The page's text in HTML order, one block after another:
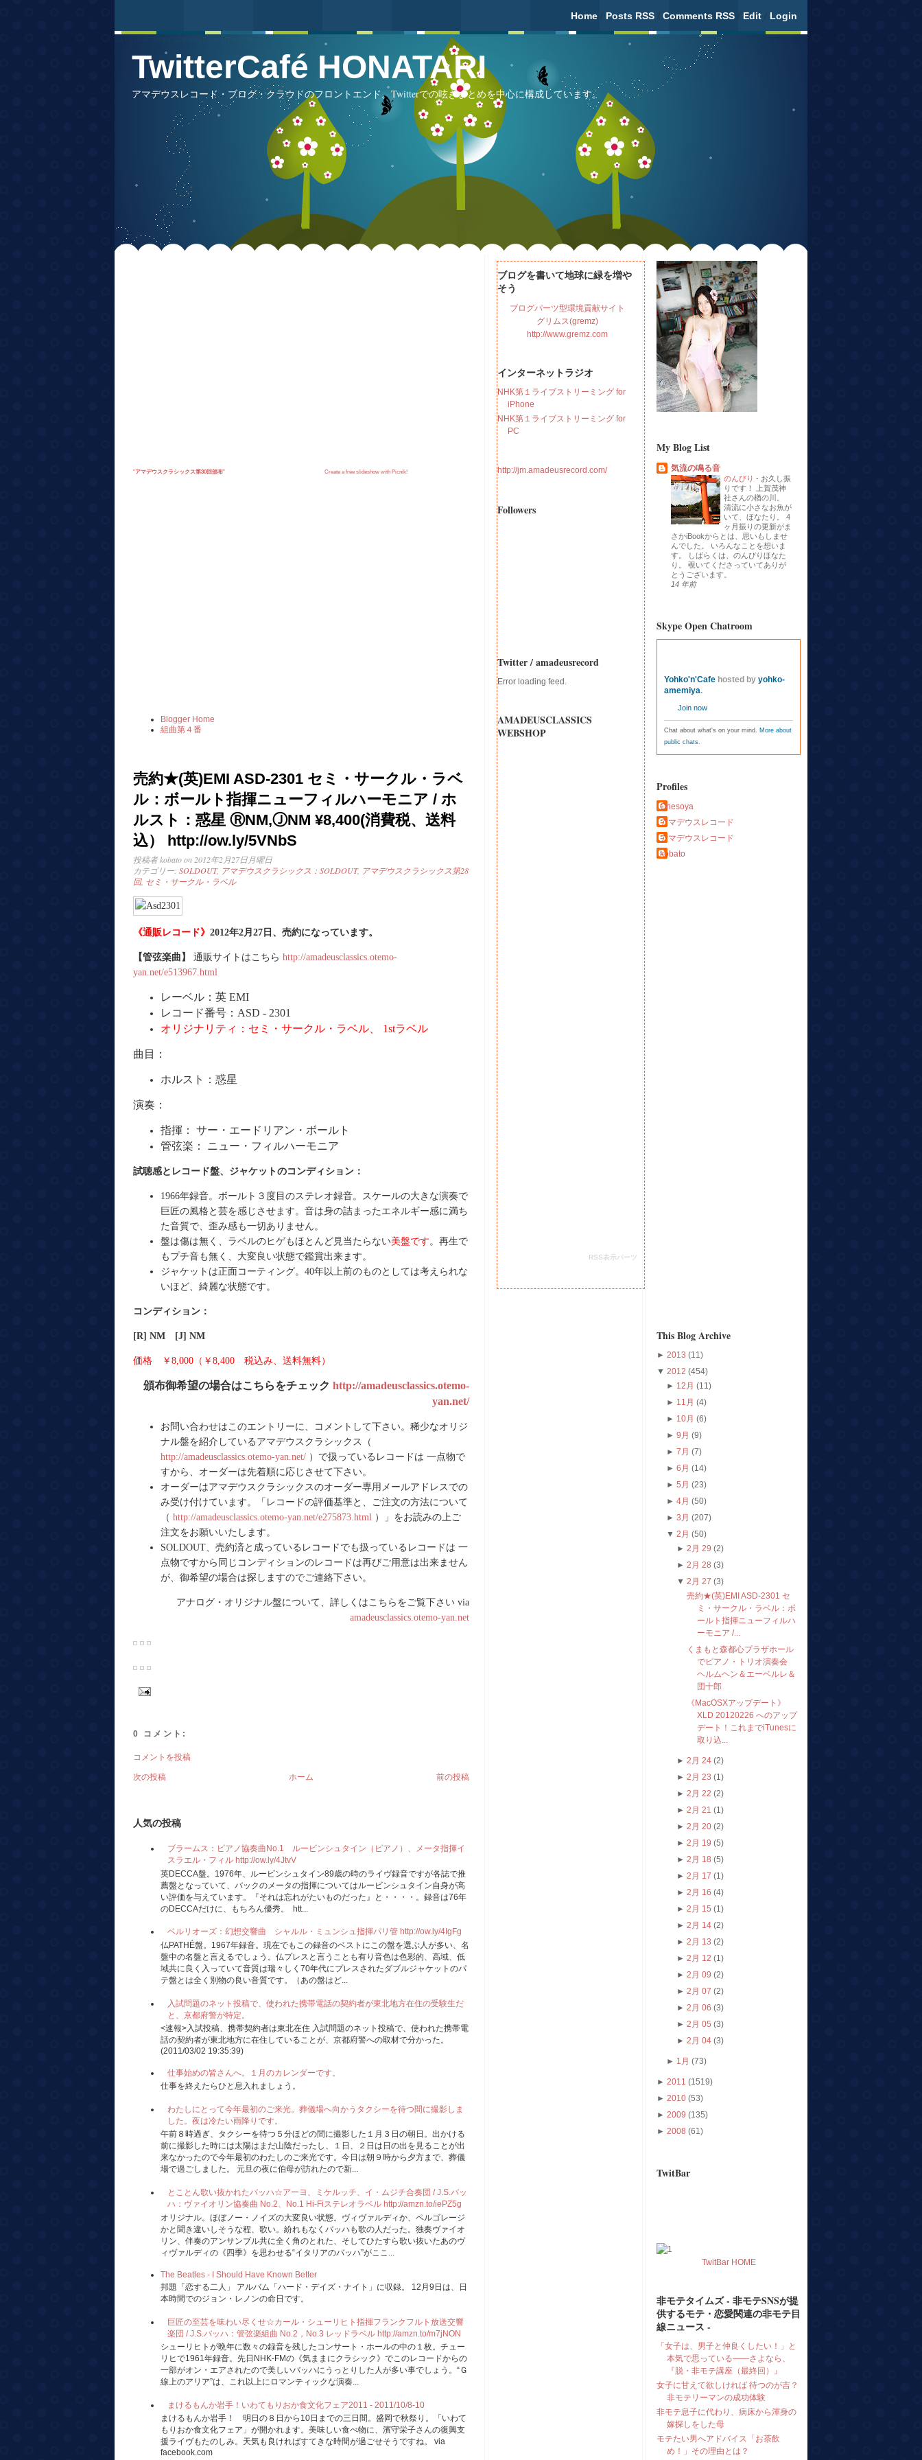
Home / Posts RSS / Comments RSS / Edit / Login
TwitterCafé HONATARI
アマデウスレコード・ブログ・クラウドのフロントエンド。Twitterでの呟きまとめを中心に構成しています。
"アマデウスクラシックス第30回頒布" Create a free slideshow with Picnik!
Blogger Home
組曲第４番
売約★(英)EMI ASD-2301 セミ・サークル・ラベ
ル：ボールト指揮ニューフィルハーモニア / ホ
ルスト：惑星 ⓇNM,ⒿNM ¥8,400(消費税、送料
込） http://ow.ly/5VNbS
投稿者kobatoon 2012年2月27日月曜日
カテゴリー: SOLDOUT, アマデウスクラシックス：SOLDOUT, アマデウスクラシックス第28
回, セミ・サークル・ラベル
《通販レコード》 2012年2月27日、売約になっています。
【管弦楽曲】 通販サイトはこちら http://amadeusclassics.otemo-
yan.net/e513967.html
レーベル：英 EMI
レコード番号：ASD - 2301
オリジナリティ：セミ・サークル・ラベル、 1stラベル
曲目：
ホルスト：惑星
演奏：
指揮：
サー・エードリアン・ボールト
管弦楽：
ニュー・フィルハーモニア
試聴感とレコード盤、ジャケットのコンディション：
1966年録音。ボールト３度目のステレオ録音。スケールの大きな演奏で
巨匠の風格と芸を感じさせます。音は身の詰まったエネルギー感に満ち
た音質で、歪み感も一切ありません。
盤は傷は無く、ラベルのヒゲもほとんど見当たらない美盤です。再生で
もプチ音も無く、大変良い状態で鑑賞出来ます。
ジャケットは正面コーティング。40年以上前のものとしては考えられな
いほど、綺麗な状態です。
コンディション：
[R] NM [J] NM
価格 ￥8,000（￥8,400 税込み、送料無料）
頒布御希望の場合はこちらをチェック http://amadeusclassics.otemo-
yan.net/
お問い合わせはこのエントリーに、コメントして下さい。稀少なオリジ
ナル盤を紹介しているアマデウスクラシックス（
http://amadeusclassics.otemo-yan.net/ ）で扱っているレコードは 一点物で
すから、オーダーは先着順に応じさせて下さい。
オーダーはアマデウスクラシックスのオーダー専用メールアドレスでの
み受け付けています。「レコードの評価基準と、ご注文の方法について
（ http://amadeusclassics.otemo-yan.net/e275873.html ）」をお読みの上ご
注文をお願いいたします。
SOLDOUT、売約済と成っているレコードでも扱っているレコードは 一
点物ですから同じコンディションのレコードは再びご用意は出来ません
が、御希望の場合は探しますのでご連絡下さい。
アナログ・オリジナル盤について、詳しくはこちらをご覧下さい via
amadeusclassics.otemo-yan.net
0 コメント:
コメントを投稿
次の投稿 前の投稿
ホーム
人気の投稿
ブラームス：ピアノ協奏曲No.1 ルービンシュタイン（ピアノ）、メータ指揮イ
スラエル・フィル http://ow.ly/4JtvV
英DECCA盤。1976年、ルービンシュタイン89歳の時のライヴ録音ですが各誌で推
薦盤となっていて、バックのメータの指揮についてはルービンシュタイン自身が高
い評価を与えています。『それは忘れがたいものだった』と・・・・。録音は76年
のDECCAだけに、もちろん優秀。 htt...
ベルリオーズ：幻想交響曲 シャルル・ミュンシュ指揮パリ管 http://ow.ly/4IgFg
仏PATHÉ盤。1967年録音。現在でもこの録音のベストにこの盤を選ぶ人が多い、名
盤中の名盤と言えるでしょう。仏プレスと言うことも有り音色は色彩的、高域、低
域共に良く入っていて音質は瑞々しく70年代にプレスされたダブルジャケットのパ
テ盤とは全く別物の良い音質です。（あの盤はど...
入試問題のネット投稿で、使われた携帯電話の契約者が東北地方在住の受験生だ
と、京都府警が特定。
<速報>入試投稿、携帯契約者は東北在住 入試問題のネット投稿で、使われた携帯電
話の契約者が東北地方に在住していることが、京都府警への取材で分かった。
(2011/03/02 19:35:39)
仕事始めの皆さんへ。１月のカレンダーです。
仕事を終えたらひと息入れましょう。
わたしにとって今年最初のご来光。葬儀場へ向かうタクシーを待つ間に撮影しま
した。夜は冷たい雨降りです。
午前８時過ぎ、タクシーを待つ５分ほどの間に撮影した１月３日の朝日。出かける
前に撮影した時には太陽はまだ山陰だったし、１日、２日は日の出を見ることが出
来なかったので今年最初のわたしのご来光です。今日は朝９時から夕方まで、葬儀
場で過ごしました。 元旦の夜に伯母が訪れたので新...
とことん歌い抜かれたバッハ☆アーヨ、ミケルッチ、イ・ムジチ合奏団 / J.S.バッ
ハ：ヴァイオリン協奏曲 No.2、No.1 Hi-Fiステレオラベル http://amzn.to/iePZ5g
オリジナル。ほぼノー・ノイズの大変良い状態。ヴィヴァルディか、ペルゴレージ
かと聞き違いしそうな程、歌い。紛れもなくバッハも歌の人だった。独奏ヴァイオ
リン、伴奏のアンサンブル共に全く角のとれた、そしてひたすら歌い抜いたあのヴ
ィヴァルディの《四季》を思わせる“イタリアのバッハ”がここ...
The Beatles - I Should Have Known Better
邦題「恋する二人」 アルバム「ハード・デイズ・ナイト」に収録。 12月9日は、日
本時間でのジョン・レノンの命日です。
巨匠の至芸を味わい尽くせ☆カール・シューリヒト指揮フランクフルト放送交響
楽団 / J.S.バッハ：管弦楽組曲 No.2，No.3 レッドラベル http://amzn.to/m7jNON
シューリヒトが晩年に数々の録音を残したコンサート・ホールの中の１枚。チュー
リヒで1961年録音。先日NHK-FMの《気ままにクラシック》でこのレコードからの
一部がオン・エアされたので美しいバッハにうっとりした人が多い事でしょう。“Ｇ
線上のアリア”は、これ以上にロマンティックな演奏...
まけるもんか岩手！いわてもりおか食文化フェア2011 - 2011/10/8-10
まけるもんか岩手！ 明日の８日から10日までの三日間。盛岡で秋祭り。「いわて
もりおか食文化フェア」が開かれます。美味しい食べ物に、濱守栄子さんの復興支
援ライヴもたのしみ。天気も良ければすてきな時間が過ごせそうですね。 via
facebook.com
My Blog List
気流の鳴る音
のんびり - お久し振
りです！ 上賀茂神
社さんの楢の川。
清流に小さなお魚が
いて、ほなたり。 4
ヶ月振りの更新がま
さかiBookからとは、思いもしませ
んでした。 いろんなことを想いま
す。 しばらくは、のんびりほなた
り。 覗いてくださっていてありが
とうございます。
14 年前
Skype Open Chatroom
Yohko'n'Cafe hosted by yohko-
amemiya.
Join now
Chat about what's on your mind. More about
public chats.
Profiles
Ohesoya
アマデウスレコード
アマデウスレコード
kobato
This Blog Archive
► 2013 (11)
▼ 2012 (454)
► 12月(11)
► 11月(4)
► 10月(6)
►9月(9)
►7月(7)
►6月(14)
►5月(23)
►4月(50)
►3月(207)
▼2月(50)
► 2月 29 (2)
► 2月 28 (3)
▼ 2月 27 (3)
売約★(英)EMI ASD-2301 セ
ミ・サークル・ラベル：ボ
ールト指揮ニューフィルハ
ーモニア /...
くまもと森都心プラザホール
でピアノ・トリオ演奏会
ヘルムヘン＆エーベルレ＆
団十郎
《MacOSXアップデート》
XLD 20120226 へのアップ
デート！これまでiTunesに
取り込...
► 2月 24 (2)
► 2月 23 (1)
► 2月 22 (2)
► 2月 21 (1)
► 2月 20 (2)
► 2月 19 (5)
► 2月 18 (5)
► 2月 17 (1)
► 2月 16 (4)
► 2月 15 (1)
► 2月 14 (2)
► 2月 13 (2)
► 2月 12 (1)
► 2月 09 (2)
► 2月 07 (2)
► 2月 06 (3)
► 2月 05 (3)
► 2月 04 (3)
► 1月(73)
► 2011 (1519)
► 2010 (53)
► 2009 (135)
► 2008 (61)
TwitBar
TwitBar HOME
非モテタイムズ - 非モテSNSが提
供するモテ・恋愛関連の非モテ目
線ニュース -
「女子は、男子と仲良くしたい！」と
本気で思っている――さよなら、
『脱・非モテ講座（最終回）』
女子に甘えて欲しければ 待つのが吉？
非モテリーマンの成功体験
非モテ息子に代わり、病床から渾身の
嫁探しをした母
モテたい男へアドバイス「お茶飲
め！」その理由とは？
ブログを書いて地球に緑を増や
そう
ブログパーツ型環境貢献サイト
グリムス(gremz)
http://www.gremz.com
インターネットラジオ
NHK第１ライブストリーミング for
iPhone
NHK第１ライブストリーミング for
PC
http://jm.amadeusrecord.com/
Followers
Twitter / amadeusrecord
Error loading feed.
AMADEUSCLASSICS
WEBSHOP
RSS表示パーツ